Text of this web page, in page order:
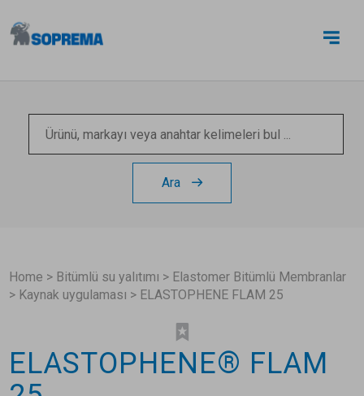
Ara
Home > Bitümlü su yalıtımı > Elastomer Bitümlü Membranlar
> Kaynak uygulaması > ELASTOPHENE FLAM 25
ELASTOPHENE® FLAM